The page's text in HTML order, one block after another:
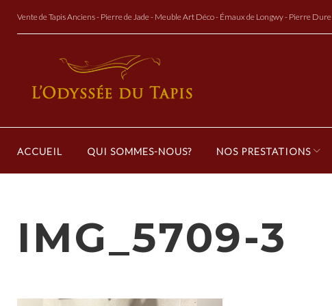
Vente de Tapis Anciens - Pierre de Jade - Meuble Art Déco - Émaux de Longwy - Pierre Dure
ACCUEIL QUI SOMMES-NOUS? NOS PRESTATIONS
IMG_5709-3